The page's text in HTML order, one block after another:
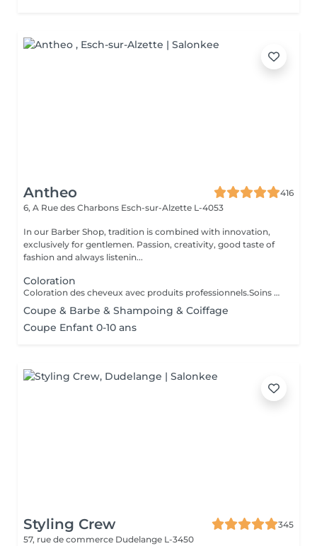
Antheo
416
6, A Rue des Charbons Esch-sur-Alzette L-4053
In our Barber Shop, tradition is combined with innovation,
exclusively for gentlemen. Passion, creativity, good taste of
fashion and always listenin...
Coloration
Coloration des cheveux avec produits professionnels.Soins du cheveux pre et post coloration.
Coupe & Barbe & Shampoing & Coiffage
Coupe Enfant 0-10 ans
Styling Crew
345
57, rue de commerce Dudelange L-3450